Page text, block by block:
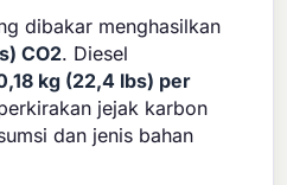
dibakar menghasilkan
CO2. Diesel
kg (22,4 lbs) per
jejak karbon
dan jenis bahan